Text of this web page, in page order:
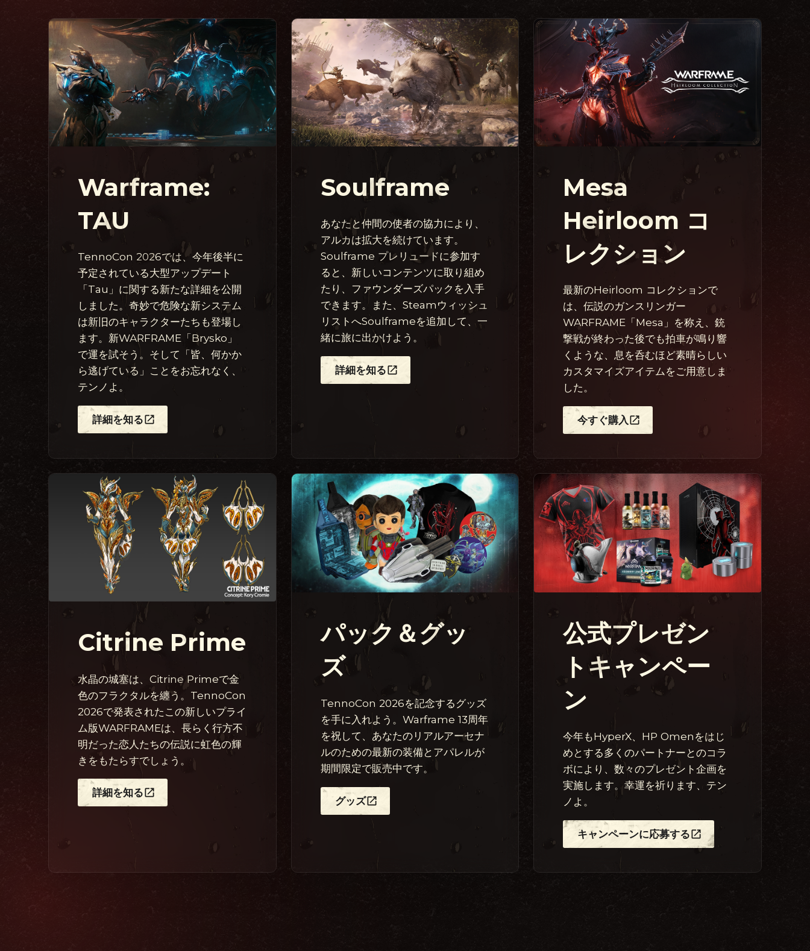
Warframe:
TAU
TennoCon 2026では、今年後半に
予定されている大型アップデート
「Tau」に関する新たな詳細を公開
しました。奇妙で危険な新システム
は新旧のキャラクターたちも登場し
ます。新WARFRAME「Brysko」
で運を試そう。そして「皆、何かか
ら逃げている」ことをお忘れなく、
テンノよ。
詳細を知る
Soulframe
あなたと仲間の使者の協力により、
アルカは拡大を続けています。
Soulframe プレリュードに参加す
ると、新しいコンテンツに取り組め
たり、ファウンダーズパックを入手
できます。また、Steamウィッシュ
リストへSoulframeを追加して、一
緒に旅に出かけよう。
詳細を知る
Mesa
Heirloom コ
レクション
最新のHeirloom コレクションで
は、伝説のガンスリンガー
WARFRAME「Mesa」を称え、銃
撃戦が終わった後でも拍車が鳴り響
くような、息を呑むほど素晴らしい
カスタマイズアイテムをご用意しま
した。
今すぐ購入
Citrine Prime
水晶の城塞は、Citrine Primeで金
色のフラクタルを纏う。TennoCon
2026で発表されたこの新しいプライ
ム版WARFRAMEは、長らく行方不
明だった恋人たちの伝説に虹色の輝
きをもたらすでしょう。
詳細を知る
パック＆グッ
ズ
TennoCon 2026を記念するグッズ
を手に入れよう。Warframe 13周年
を祝して、あなたのリアルアーセナ
ルのための最新の装備とアパレルが
期間限定で販売中です。
グッズ
公式プレゼン
トキャンペー
ン
今年もHyperX、HP Omenをはじ
めとする多くのパートナーとのコラ
ボにより、数々のプレゼント企画を
実施します。幸運を祈ります、テン
ノよ。
キャンペーンに応募する